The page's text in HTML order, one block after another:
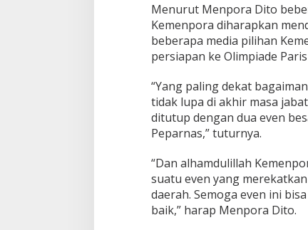
Menurut Menpora Dito
Kemenpora diharapkan
beberapa media pilihan
persiapan ke Olimpiade
“Yang paling dekat
tidak lupa di akhir masa
ditutup dengan dua even
Peparnas,” tuturnya.
“Dan alhamdulillah
suatu even yang
daerah. Semoga even ini
baik,” harap Menpora Dito.